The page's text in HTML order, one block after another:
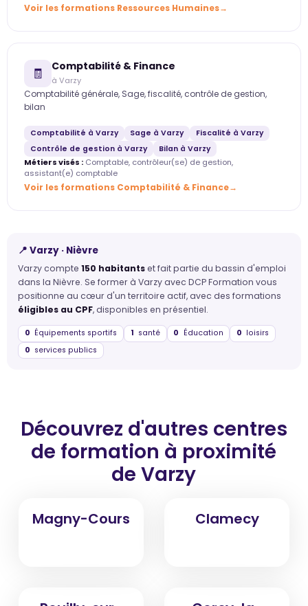
Voir les formations Ressources Humaines
🧾 Comptabilité & Finance
à Varzy
Comptabilité générale, Sage, fiscalité, contrôle de gestion,
bilan
Comptabilité à Varzy Sage à Varzy
Fiscalité à Varzy
Contrôle de gestion à Varzy
Bilan à Varzy
Métiers visés : Comptable, contrôleur(se) de gestion,
assistant(e) comptable
Voir les formations Comptabilité & Finance
📍 Varzy · Nièvre
Varzy compte 150 habitantset fait partie du bassin d'emploi
dans la Nièvre. Se former à Varzy avec DCP Formation vous
positionne au cœur d'un territoire actif, avec des formations
éligibles au CPF, disponibles en présentiel.
0 Équipements sportifs 1 santé 0 Éducation 0 loisirs
0 services publics
Découvrez d'autres centres
de formation à proximité
de Varzy
Magny-Cours Clamecy